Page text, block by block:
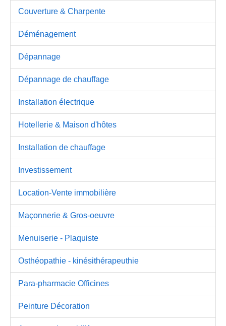
Couverture & Charpente
Déménagement
Dépannage
Dépannage de chauffage
Installation électrique
Hotellerie & Maison d'hôtes
Installation de chauffage
Investissement
Location-Vente immobilière
Maçonnerie & Gros-oeuvre
Menuiserie - Plaquiste
Osthéopathie - kinésithérapeuthie
Para-pharmacie Officines
Peinture Décoration